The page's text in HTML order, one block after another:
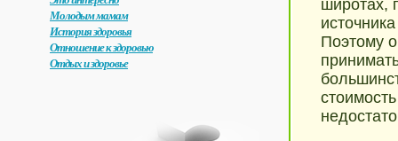
Молодым мамам
История здоровья
Отношение к здоровью
Отдых и здоровье
широтах,
Поэтому